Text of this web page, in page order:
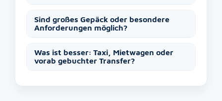
Sind großes Gepäck oder besondere
Anforderungen möglich?
Was ist besser: Taxi, Mietwagen oder
vorab gebuchter Transfer?